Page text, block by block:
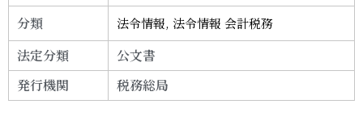
分類
法令情報,法令情報 会計税務
法定分類
公文書
発行機関
税務総局